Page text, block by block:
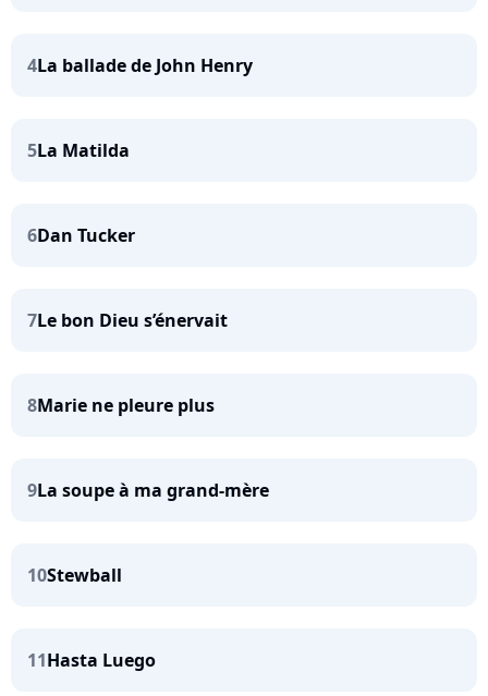
4La ballade de John Henry
5La Matilda
6Dan Tucker
7Le bon Dieu s’énervait
8Marie ne pleure plus
9La soupe à ma grand-mère
10Stewball
11Hasta Luego